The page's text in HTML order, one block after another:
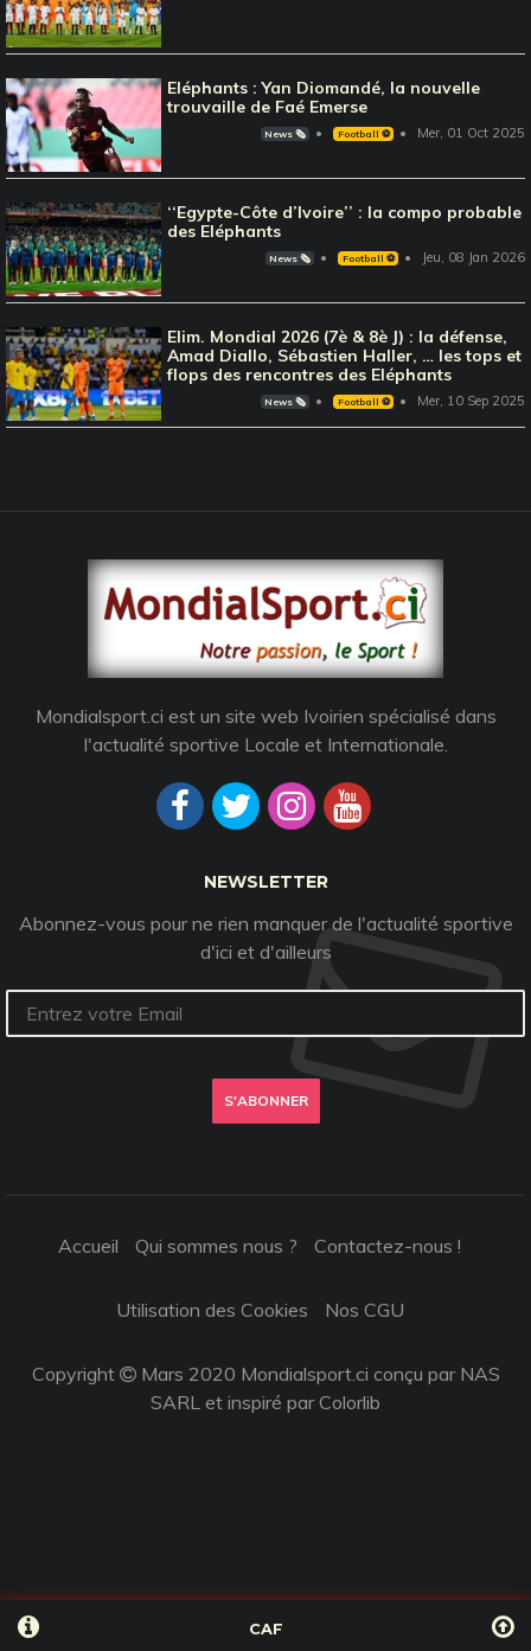
CAF
Eléphants : Yan Diomandé, la nouvelle
trouvaille de Faé Emerse
News 🗞️ Football ⚽️ Mer, 01 Oct 2025
‘‘Egypte-Côte d’Ivoire’’ : la compo probable
des Eléphants
News 🗞️ Football ⚽️ Jeu, 08 Jan 2026
Elim. Mondial 2026 (7è & 8è J) : la défense,
Amad Diallo, Sébastien Haller, … les tops et
flops des rencontres des Eléphants
News 🗞️ Football ⚽️ Mer, 10 Sep 2025
Mondialsport.ci est un site web Ivoirien spécialisé dans
l'actualité sportive Locale et Internationale.
NEWSLETTER
Abonnez-vous pour ne rien manquer de l'actualité sportive
d'ici et d'ailleurs
S'ABONNER
Accueil Qui sommes nous ? Contactez-nous !
Utilisation des Cookies Nos CGU
Copyright
Mars 2020 Mondialsport.ci conçu par NAS
SARL et inspiré parColorlib